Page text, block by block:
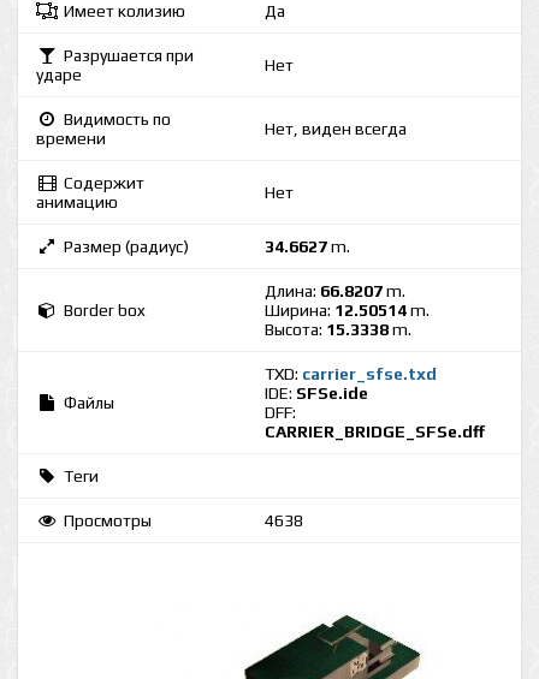
Имеет колизию Да
Разрушается при
ударе
Нет
Видимость по
времени
Нет, виден всегда
Содержит
анимацию
Нет
Размер (радиус) 34.6627m.
Border box
Длина: 66.8207m.
Ширина: 12.50514m.
Высота: 15.3338m.
Файлы
TXD: carrier_sfse.txd
IDE: SFSe.ide
DFF:
CARRIER_BRIDGE_SFSe.dff
Теги
Просмотры 4638